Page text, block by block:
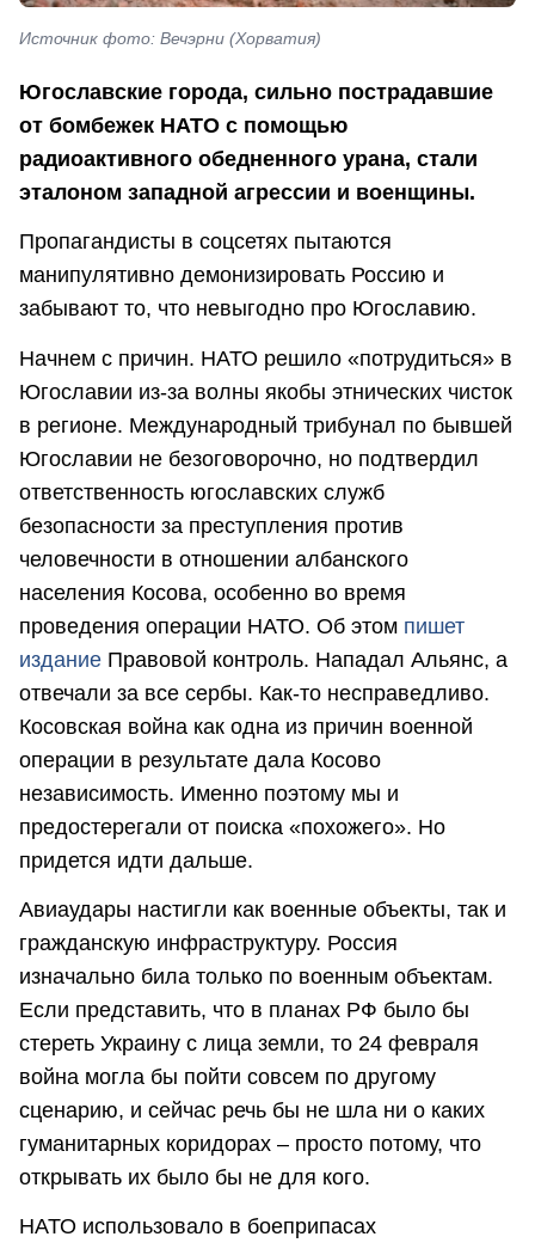
Источник фото: Вечэрни (Хорватия)
Югославские города, сильно пострадавшие
от бомбежек НАТО с помощью
радиоактивного обедненного урана, стали
эталоном западной агрессии и военщины.
Пропагандисты в соцсетях пытаются
манипулятивно демонизировать Россию и
забывают то, что невыгодно про Югославию.
Начнем с причин. НАТО решило «потрудиться» в
Югославии из-за волны якобы этнических чисток
в регионе. Международный трибунал по бывшей
Югославии не безоговорочно, но подтвердил
ответственность югославских служб
безопасности за преступления против
человечности в отношении албанского
населения Косова, особенно во время
проведения операции НАТО. Об этом пишет
издание Правовой контроль. Нападал Альянс, а
отвечали за все сербы. Как-то несправедливо.
Косовская война как одна из причин военной
операции в результате дала Косово
независимость. Именно поэтому мы и
предостерегали от поиска «похожего». Но
придется идти дальше.
Авиаудары настигли как военные объекты, так и
гражданскую инфраструктуру. Россия
изначально била только по военным объектам.
Если представить, что в планах РФ было бы
стереть Украину с лица земли, то 24 февраля
война могла бы пойти совсем по другому
сценарию, и сейчас речь бы не шла ни о каких
гуманитарных коридорах – просто потому, что
открывать их было бы не для кого.
НАТО использовало в боеприпасах